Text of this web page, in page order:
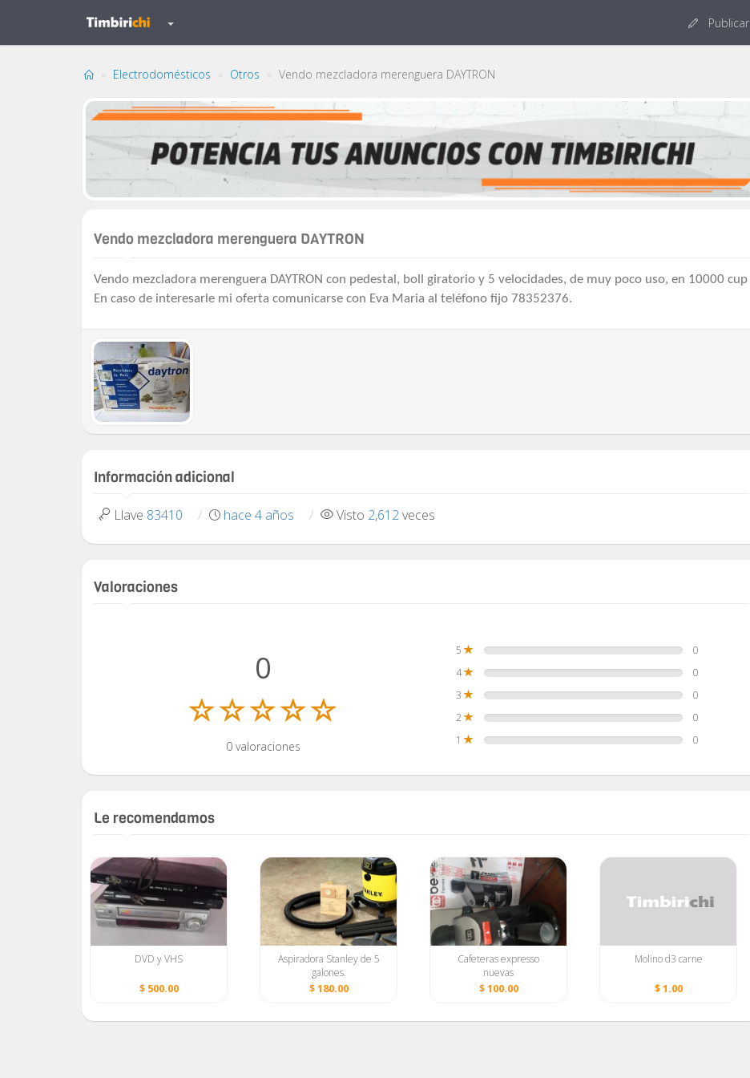
Publicar
Electrodomésticos Otros Vendo mezcladora merenguera DAYTRON
Vendo mezcladora merenguera DAYTRON
Vendo mezcladora merenguera DAYTRON con pedestal, boll giratorio y 5 velocidades, de muy poco uso, en 10000 cup
En caso de interesarle mi oferta comunicarse con Eva Maria al teléfono fijo 78352376.
Información adicional
Llave 83410 hace 4 años Visto 2,612veces
Valoraciones
0
0 valoraciones
5
0
4
0
3
0
2
0
1
0
Le recomendamos
DVD y VHS
$ 500.00
Aspiradora Stanley de 5
galones.
$ 180.00
Cafeteras expresso
nuevas
$ 100.00
Molino d3 carne
$ 1.00